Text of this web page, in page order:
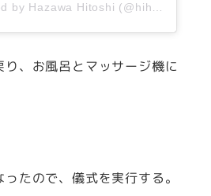
A post shared by Hazawa Hitoshi (@hihazawa)
り、お風呂とマッサージ機に
たので、儀式を実行する。